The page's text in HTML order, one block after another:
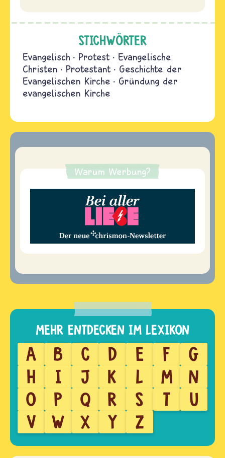
STICHWÖRTER
Evangelisch Protest
Evangelische
Christen
Protestant
Geschichte der
Evangelischen Kirche
Gründung der
evangelischen Kirche
Warum Werbung?
A B C D E F
G
H
I J K L M
N
O
P Q R S T
U
V
W X Y Z